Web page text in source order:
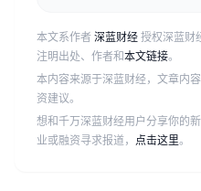
本文系作者 深蓝财经 授权深蓝财
注明出处、作者和本文链接。
本内容来源于深蓝财经，文章内
资建议。
想和千万深蓝财经用户分享你的新
业或融资寻求报道， 点击这里。